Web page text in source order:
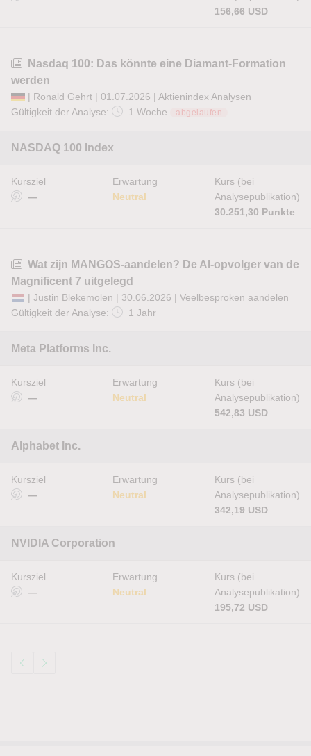
156,66 USD
Nasdaq 100: Das könnte eine Diamant-Formation
werden
| Ronald Gehrt | 01.07.2026 | Aktienindex Analysen
Gültigkeit der Analyse:
1 Woche abgelaufen
NASDAQ 100 Index
Kursziel
—
Erwartung
Neutral
Kurs (bei
Analysepublikation)
30.251,30 Punkte
Wat zijn MANGOS-aandelen? De AI-opvolger van de
Magnificent 7 uitgelegd
| Justin Blekemolen | 30.06.2026 | Veelbesproken aandelen
Gültigkeit der Analyse:
1 Jahr
Meta Platforms Inc.
Kursziel
—
Erwartung
Neutral
Kurs (bei
Analysepublikation)
542,83 USD
Alphabet Inc.
Kursziel
—
Erwartung
Neutral
Kurs (bei
Analysepublikation)
342,19 USD
NVIDIA Corporation
Kursziel
—
Erwartung
Neutral
Kurs (bei
Analysepublikation)
195,72 USD